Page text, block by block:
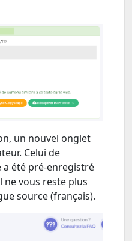
un nouvel onglet
Celui de
a été pré-enregistré
ne vous reste plus
source (français).